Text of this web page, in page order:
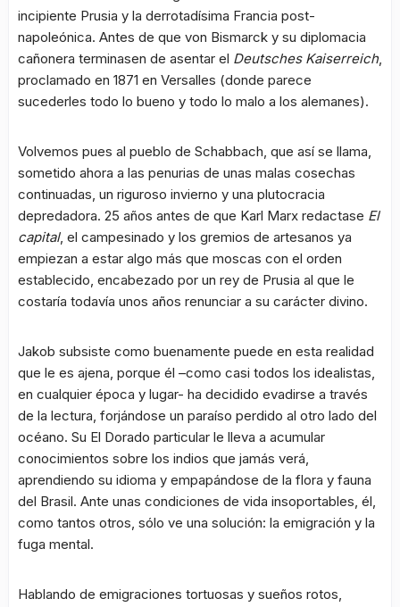
incipiente Prusia y la derrotadísima Francia post-
napoleónica. Antes de que von Bismarck y su diplomacia
cañonera terminasen de asentar el Deutsches Kaiserreich,
proclamado en 1871 en Versalles (donde parece
sucederles todo lo bueno y todo lo malo a los alemanes).
Volvemos pues al pueblo de Schabbach, que así se llama,
sometido ahora a las penurias de unas malas cosechas
continuadas, un riguroso invierno y una plutocracia
depredadora. 25 años antes de que Karl Marx redactase El
capital, el campesinado y los gremios de artesanos ya
empiezan a estar algo más que moscas con el orden
establecido, encabezado por un rey de Prusia al que le
costaría todavía unos años renunciar a su carácter divino.
Jakob subsiste como buenamente puede en esta realidad
que le es ajena, porque él –como casi todos los idealistas,
en cualquier época y lugar- ha decidido evadirse a través
de la lectura, forjándose un paraíso perdido al otro lado del
océano. Su El Dorado particular le lleva a acumular
conocimientos sobre los indios que jamás verá,
aprendiendo su idioma y empapándose de la flora y fauna
del Brasil. Ante unas condiciones de vida insoportables, él,
como tantos otros, sólo ve una solución: la emigración y la
fuga mental.
Hablando de emigraciones tortuosas y sueños rotos,